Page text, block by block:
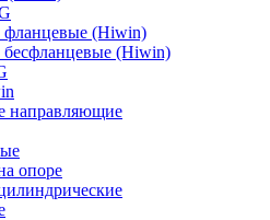
фланцевые (Hiwin)
(Hiwin)
направляющие
опоре